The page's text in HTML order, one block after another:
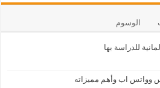
الوسوم
للدراسة بها
وواتس اب وأهم مميزاته